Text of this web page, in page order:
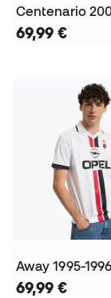
Centenario
69,99 €
Away 1995-
69,99 €